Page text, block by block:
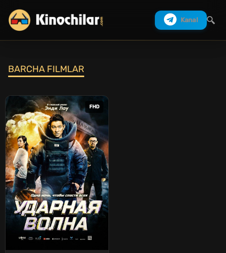
Kanal
BARCHA FILMLAR
FHD